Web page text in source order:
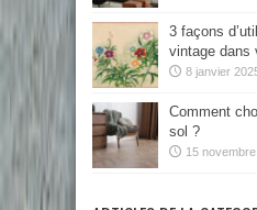
3 façons
vintage dans
8 janvier
Comment
sol ?
15